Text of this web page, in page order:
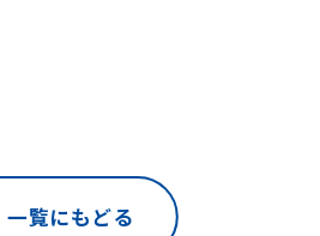
一覧にもどる